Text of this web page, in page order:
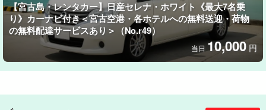
【宮古島・レンタカー】日産セレナ・ホワイト《最大7名乗
り》カーナビ付き＜宮古空港・各ホテルへの無料送迎・荷物
の無料配達サービスあり＞（No.r49）
当日 10,000 円